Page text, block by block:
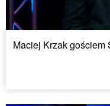
Maciej Krzak gościem